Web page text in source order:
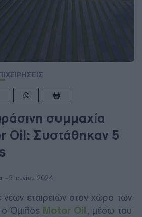
συμμαχία
Oil: Συστάθηκαν 5
6 Ιουνίου 2024
εταιρειών στον χώρο των
Όμιλος Motor Oil, μέσω του